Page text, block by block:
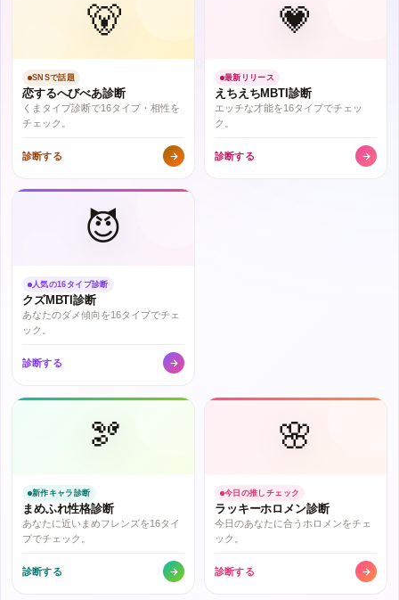
🐻
SNSで話題
恋するへびべあ診断
くまタイプ診断で16タイプ・相性を
チェック。
診断する
💗
最新リリース
えちえちMBTI診断
エッチな才能を16タイプでチェッ
ク。
診断する
😈
人気の16タイプ診断
クズMBTI診断
あなたのダメ傾向を16タイプでチェ
ック。
診断する
🫘
新作キャラ診断
まめふれ性格診断
あなたに近いまめフレンズを16タイ
プでチェック。
診断する
🌸
今日の推しチェック
ラッキーホロメン診断
今日のあなたに合うホロメンをチェ
ック。
診断する